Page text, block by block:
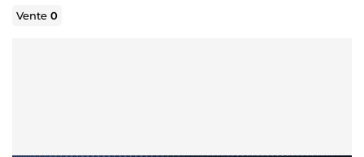
Vente0